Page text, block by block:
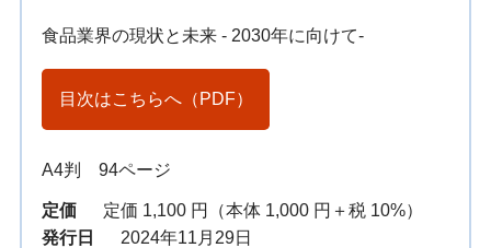
食品業界の現状と未来 - 2030年に向けて-
目次はこちらへ（PDF）
A4判 94ページ
定価
定価 1,100 円（本体 1,000 円＋税 10%）
発行日
2024年11月29日